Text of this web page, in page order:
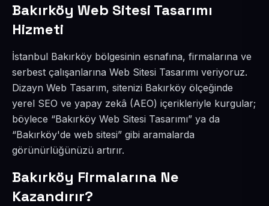
Bakırköy Web Sitesi Tasarımı
Hizmeti
İstanbul Bakırköy bölgesinin esnafına, firmalarına ve
serbest çalışanlarına Web Sitesi Tasarımı veriyoruz.
Dizayn Web Tasarım, sitenizi Bakırköy ölçeğinde
yerel SEO ve yapay zekâ (AEO) içerikleriyle kurgular;
böylece “Bakırköy Web Sitesi Tasarımı” ya da
“Bakırköy'de web sitesi” gibi aramalarda
görünürlüğünüzü artırır.
Bakırköy Firmalarına Ne
Kazandırır?